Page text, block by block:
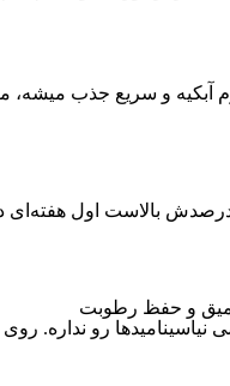
عمیق و حفظ رطوبت
و سریع جذب میشه،
بالاست اول
رو